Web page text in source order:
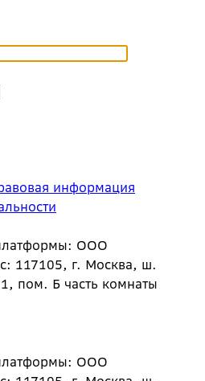
информация
ООО
117105, г. Москва, ш.
пом. Б часть комнаты
ООО